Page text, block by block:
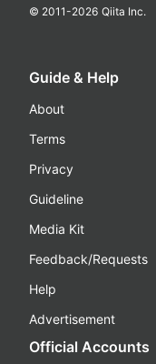
© 2011-2026 Qiita Inc.
Guide & Help
About
Terms
Privacy
Guideline
Media Kit
Feedback/Requests
Help
Advertisement
Official Accounts